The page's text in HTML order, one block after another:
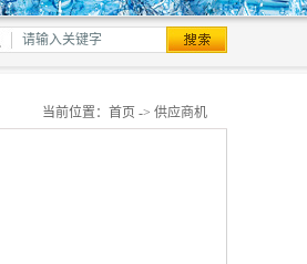
当前位置： 首页 -> 供应商机